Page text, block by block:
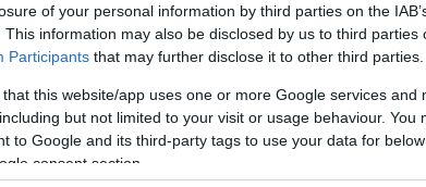
of your personal information by third parties on the
This information may also be disclosed by us to third parties
Participants that may further disclose it to other third parties.
that this website/app uses one or more Google services and
but not limited to your visit or usage behaviour. You
to Google and its third-party tags to use your data for
consent section.